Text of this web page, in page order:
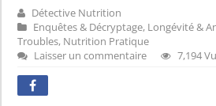
Détective Nutrition
Enquêtes & Décryptage, Longévité &
Troubles, Nutrition Pratique
Laisser un commentaire
7,194